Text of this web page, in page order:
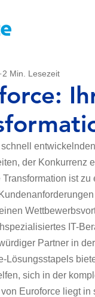
2 Min. Lesezeit
schnell
der Konkurrenz
Transformation ist
IT-
Partner in
Lösungsstapels
sich in der
Euroforce liegt